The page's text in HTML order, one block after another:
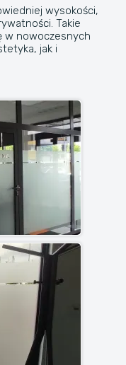
wysokości,
Takie
w nowoczesnych
jak i